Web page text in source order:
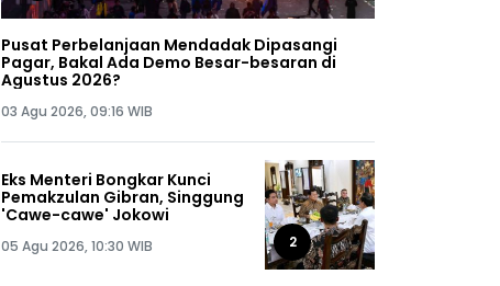
Pusat Perbelanjaan Mendadak Dipasangi
Pagar, Bakal Ada Demo Besar-besaran di
Agustus 2026?
03 Agu 2026, 09:16 WIB
Eks Menteri Bongkar Kunci
Pemakzulan Gibran, Singgung
'Cawe-cawe' Jokowi
05 Agu 2026, 10:30 WIB 2